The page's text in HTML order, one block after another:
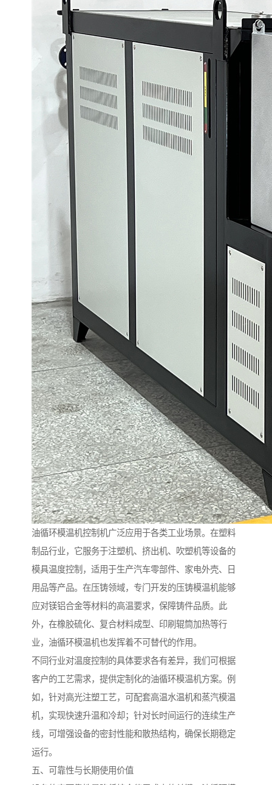
油循环模温机控制机广泛应用于各类工业场景。在塑料
制品行业，它服务于注塑机、挤出机、吹塑机等设备的
模具温度控制，适用于生产汽车零部件、家电外壳、日
用品等产品。在压铸领域，专门开发的压铸模温机能够
应对镁铝合金等材料的高温要求，保障铸件品质。此
外，在橡胶硫化、复合材料成型、印刷辊筒加热等行
业，油循环模温机也发挥着不可替代的作用。
不同行业对温度控制的具体要求各有差异，我们可根据
客户的工艺需求，提供定制化的油循环模温机方案。例
如，针对高光注塑工艺，可配套高温水温机和蒸汽模温
机，实现快速升温和冷却；针对长时间运行的连续生产
线，可增强设备的密封性能和散热结构，确保长期稳定
运行。
五、可靠性与长期使用价值